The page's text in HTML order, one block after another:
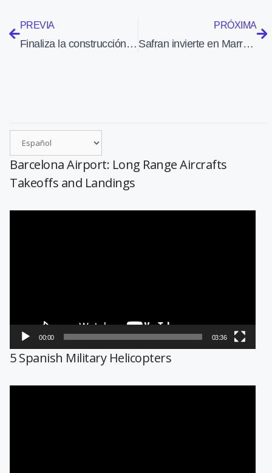
PREVIA
Finaliza la construcción del satélite de la ESA Plato, que buscará exoplanetas con 26 cámaras
PRÓXIMA
Safran invierte en Marruecos en un taller de mantenimiento y una fábrica para ensamblar motores LEAP-1A
Barcelona Airport: Long Range Aircrafts
Takeoffs and Landings
00:00 03:36
5 Spanish Military Helicopters